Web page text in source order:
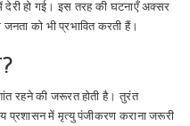
हो गई। इस तरह की घटनाएँ अक्सर
को भी प्रभावित करती हैं।
रहने की जरूरत होती है। तुरंत
प्रशासन में मृत्यु पंजीकरण कराना जरूरी